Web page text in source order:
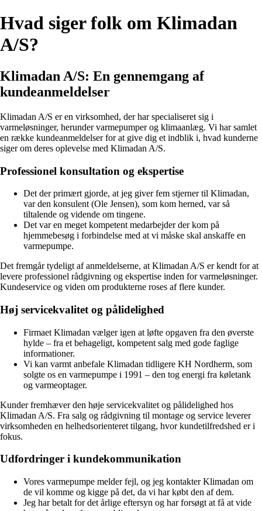
Hvad siger folk om Klimadan
A/S?
Klimadan A/S: En gennemgang af
kundeanmeldelser
Klimadan A/S er en virksomhed, der har specialiseret sig i
varmeløsninger, herunder varmepumper og klimaanlæg. Vi har samlet
en række kundeanmeldelser for at give dig et indblik i, hvad kunderne
siger om deres oplevelse med Klimadan A/S.
Professionel konsultation og ekspertise
Det der primært gjorde, at jeg giver fem stjerner til Klimadan,
var den konsulent (Ole Jensen), som kom herned, var så
tiltalende og vidende om tingene.
Det var en meget kompetent medarbejder der kom på
hjemmebesøg i forbindelse med at vi måske skal anskaffe en
varmepumpe.
Det fremgår tydeligt af anmeldelserne, at Klimadan A/S er kendt for at
levere professionel rådgivning og ekspertise inden for varmeløsninger.
Kundeservice og viden om produkterne roses af flere kunder.
Høj servicekvalitet og pålidelighed
Firmaet Klimadan vælger igen at løfte opgaven fra den øverste
hylde – fra et behageligt, kompetent salg med gode faglige
informationer.
Vi kan varmt anbefale Klimadan tidligere KH Nordherm, som
solgte os en varmepumpe i 1991 – den tog energi fra køletank
og varmeoptager.
Kunder fremhæver den høje servicekvalitet og pålidelighed hos
Klimadan A/S. Fra salg og rådgivning til montage og service leverer
virksomheden en helhedsorienteret tilgang, hvor kundetilfredshed er i
fokus.
Udfordringer i kundekommunikation
Vores varmepumpe melder fejl, og jeg kontakter Klimadan om
de vil komme og kigge på det, da vi har købt den af dem.
Jeg har betalt for det årlige eftersyn og har forsøgt at få at vide